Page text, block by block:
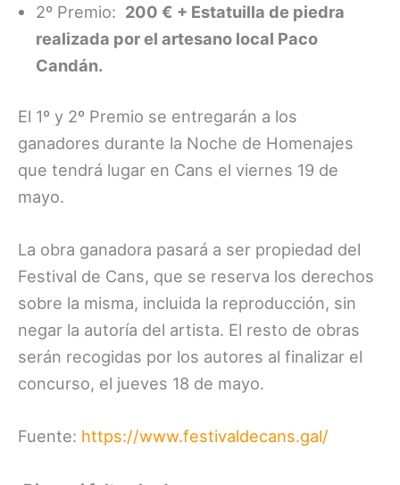
2º Premio: 200 € + Estatuilla de piedra
realizada por el artesano local Paco
Candán.
El 1º y 2º Premio se entregarán a los
ganadores durante la Noche de Homenajes
que tendrá lugar en Cans el viernes 19 de
mayo.
La obra ganadora pasará a ser propiedad del
Festival de Cans, que se reserva los derechos
sobre la misma, incluida la reproducción, sin
negar la autoría del artista. El resto de obras
serán recogidas por los autores al finalizar el
concurso, el jueves 18 de mayo.
Fuente: https://www.festivaldecans.gal/